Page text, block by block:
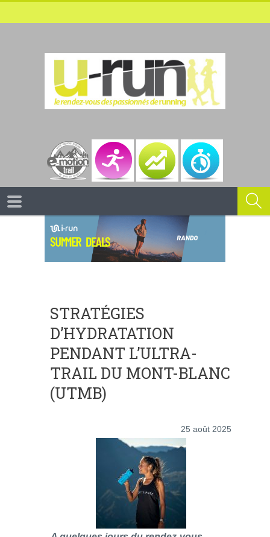
STRATÉGIES
D’HYDRATATION
PENDANT L’ULTRA-
TRAIL DU MONT-BLANC
(UTMB)
25 août 2025